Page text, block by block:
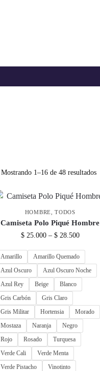
Mostrando 1–16 de 48 resultados
HOMBRE ,TODOS
Camiseta Polo Piqué Hombre
$25.000 – $28.500
Amarillo
Amarillo Quemado
Azul Oscuro
Azul Oscuro Noche
Azul Rey
Beige
Blanco
Gris Carbón
Gris Claro
Gris Militar
Hortensia
Morado
Mostaza
Naranja
Negro
Rojo
Rosado
Turquesa
Verde Cali
Verde Menta
Verde Pistacho
Vinotinto